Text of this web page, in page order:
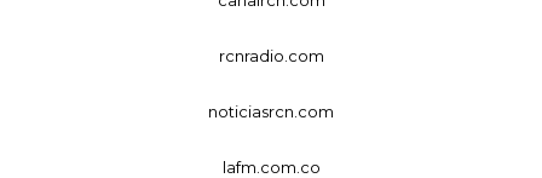
rcnradio.com
noticiasrcn.com
lafm.com.co